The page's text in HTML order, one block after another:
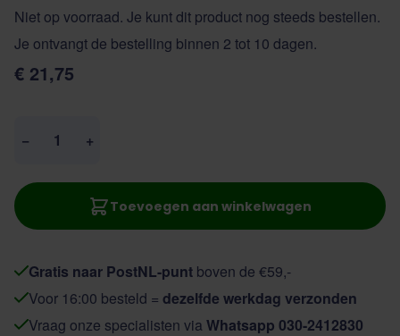
Niet op voorraad. Je kunt dit product nog steeds bestellen.
Je ontvangt de bestelling binnen 2 tot 10 dagen.
€ 21,75
− +
Toevoegen aan winkelwagen
Gratis naar PostNL-punt boven de €59,-
Voor 16:00 besteld = dezelfde werkdag verzonden
Vraag onze specialisten via Whatsapp 030-2412830